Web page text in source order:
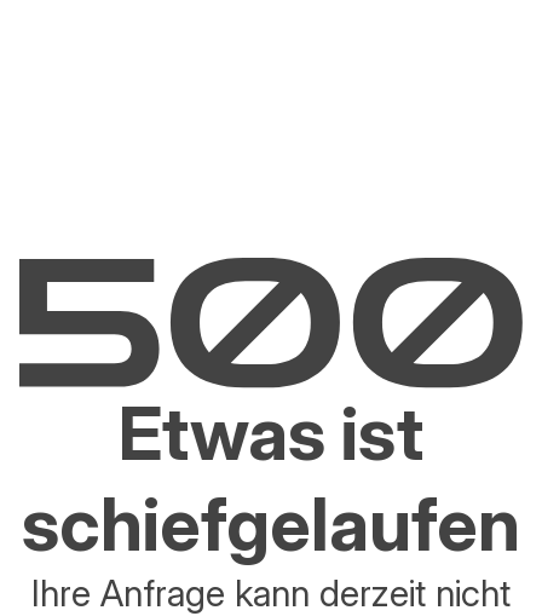
Etwas ist
schiefgelaufen
Ihre Anfrage kann derzeit nicht